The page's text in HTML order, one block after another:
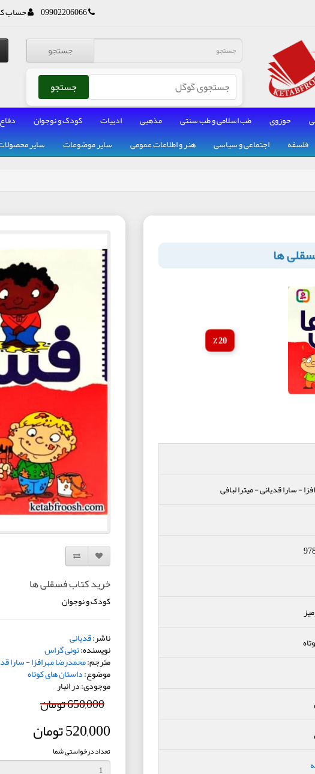
09902206066 حساب
جستجو
جستجو
حوزوی طب اسلامی و طب سنتی مذهبی ادبیات کودک و نوجوان
فلسفه اجتماعی و سیاسی هنر و اطلاعات عمومی سایر موضوعات سایر
ها
20 ٪
-سارا قدیانی-میترا لبافی
افزودن به لیست دلخواه
مقایسه این محصول
خرید کتاب فسقلی ها
کودک و نوجوان
ناشر:قدیانی
نویسنده:تونی گراس
مترجم:محمدرضا مهرافزا-سارا
موضوع:داستان های کوتاه
موجودی: در انبار
650,000 تومان
520,000 تومان
تعداد درخواستی شما